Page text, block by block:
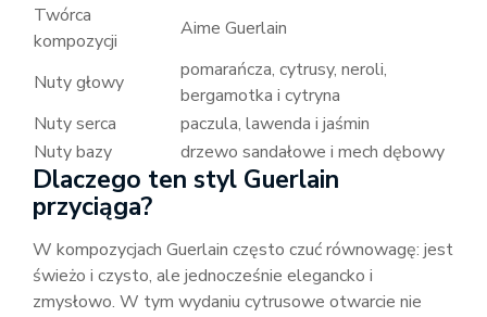
Twórca
kompozycji
Aime Guerlain
Nuty głowy
pomarańcza, cytrusy, neroli,
bergamotka i cytryna
Nuty serca
paczula, lawenda i jaśmin
Nuty bazy
drzewo sandałowe i mech dębowy
Dlaczego ten styl Guerlain
przyciąga?
W kompozycjach Guerlain często czuć równowagę: jest
świeżo i czysto, ale jednocześnie elegancko i
zmysłowo. W tym wydaniu cytrusowe otwarcie nie